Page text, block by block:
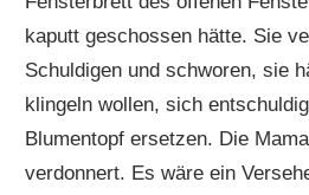
kaputt geschossen hätte. Sie
Schuldigen und schworen, sie
klingeln wollen, sich
Blumentopf ersetzen. Die
verdonnert. Es wäre ein